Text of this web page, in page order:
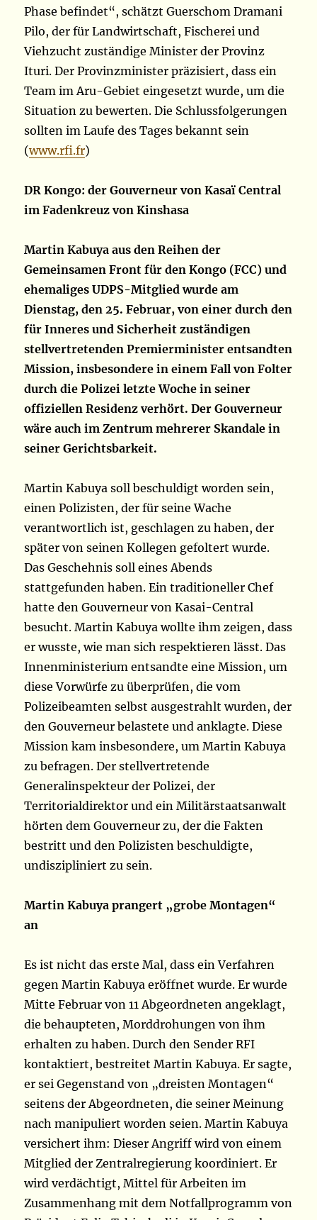
Phase befindet“, schätzt Guerschom Dramani
Pilo, der für Landwirtschaft, Fischerei und
Viehzucht zuständige Minister der Provinz
Ituri. Der Provinzminister präzisiert, dass ein
Team im Aru-Gebiet eingesetzt wurde, um die
Situation zu bewerten. Die Schlussfolgerungen
sollten im Laufe des Tages bekannt sein
(www.rfi.fr)
DR Kongo: der Gouverneur von Kasaï Central
im Fadenkreuz von Kinshasa
Martin Kabuya aus den Reihen der
Gemeinsamen Front für den Kongo (FCC) und
ehemaliges UDPS-Mitglied wurde am
Dienstag, den 25. Februar, von einer durch den
für Inneres und Sicherheit zuständigen
stellvertretenden Premierminister entsandten
Mission, insbesondere in einem Fall von Folter
durch die Polizei letzte Woche in seiner
offiziellen Residenz verhört. Der Gouverneur
wäre auch im Zentrum mehrerer Skandale in
seiner Gerichtsbarkeit.
Martin Kabuya soll beschuldigt worden sein,
einen Polizisten, der für seine Wache
verantwortlich ist, geschlagen zu haben, der
später von seinen Kollegen gefoltert wurde.
Das Geschehnis soll eines Abends
stattgefunden haben. Ein traditioneller Chef
hatte den Gouverneur von Kasai-Central
besucht. Martin Kabuya wollte ihm zeigen, dass
er wusste, wie man sich respektieren lässt. Das
Innenministerium entsandte eine Mission, um
diese Vorwürfe zu überprüfen, die vom
Polizeibeamten selbst ausgestrahlt wurden, der
den Gouverneur belastete und anklagte. Diese
Mission kam insbesondere, um Martin Kabuya
zu befragen. Der stellvertretende
Generalinspekteur der Polizei, der
Territorialdirektor und ein Militärstaatsanwalt
hörten dem Gouverneur zu, der die Fakten
bestritt und den Polizisten beschuldigte,
undiszipliniert zu sein.
Martin Kabuya prangert „grobe Montagen“
an
Es ist nicht das erste Mal, dass ein Verfahren
gegen Martin Kabuya eröffnet wurde. Er wurde
Mitte Februar von 11 Abgeordneten angeklagt,
die behaupteten, Morddrohungen von ihm
erhalten zu haben. Durch den Sender RFI
kontaktiert, bestreitet Martin Kabuya. Er sagte,
er sei Gegenstand von „dreisten Montagen“
seitens der Abgeordneten, die seiner Meinung
nach manipuliert worden seien. Martin Kabuya
versichert ihm: Dieser Angriff wird von einem
Mitglied der Zentralregierung koordiniert. Er
wird verdächtigt, Mittel für Arbeiten im
Zusammenhang mit dem Notfallprogramm von